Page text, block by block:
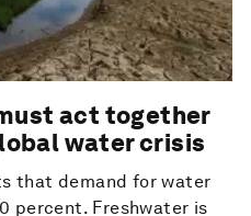
act together
water crisis
that demand for water
percent. Freshwater is